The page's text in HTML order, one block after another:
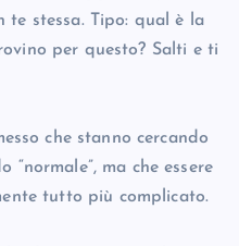
te stessa. Tipo: qual è la
per questo? Salti e ti
che stanno cercando
ma che essere
tutto più complicato.